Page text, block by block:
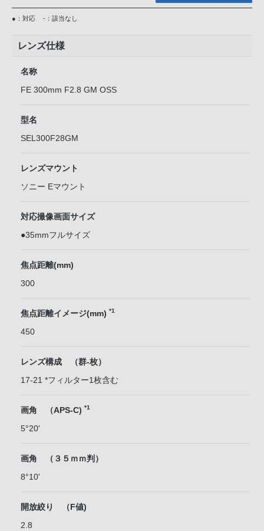
●：対応 -：該当なし
レンズ仕様
名称
FE 300mm F2.8 GM OSS
型名
SEL300F28GM
レンズマウント
ソニー Eマウント
対応撮像画面サイズ
●35mmフルサイズ
焦点距離(mm)
300
焦点距離イメージ(mm) *1
450
レンズ構成 （群-枚）
17-21 *フィルター1枚含む
画角 （APS-C) *1
5°20'
画角 （３５ｍｍ判）
8°10'
開放絞り （F値)
2.8